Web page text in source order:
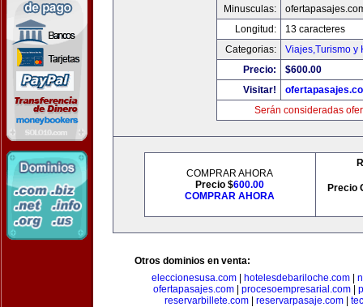
Minusculas:
Longitud:
13 caracteres
Categorias:
Viajes,Turismo y
Precio:
$600.00
Visitar!
Serán consideradas
COMPRAR AHORA
Precio $600.00
COMPRAR AHORA
Precio
Otros dominios en venta:
eleccionesusa.com| hotelesdebariloche.com|
ofertapasajes.com| procesoempresarial.com|
reservarbillete.com
reservarpasaje.com